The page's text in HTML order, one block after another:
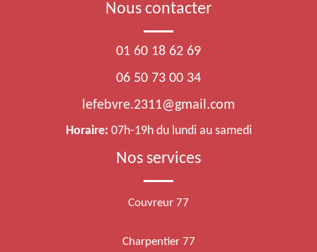
Nous contacter
01 60 18 62 69
06 50 73 00 34
lefebvre.2311@gmail.com
Horaire: 07h-19h du lundi au samedi
Nos services
Couvreur 77
Charpentier 77